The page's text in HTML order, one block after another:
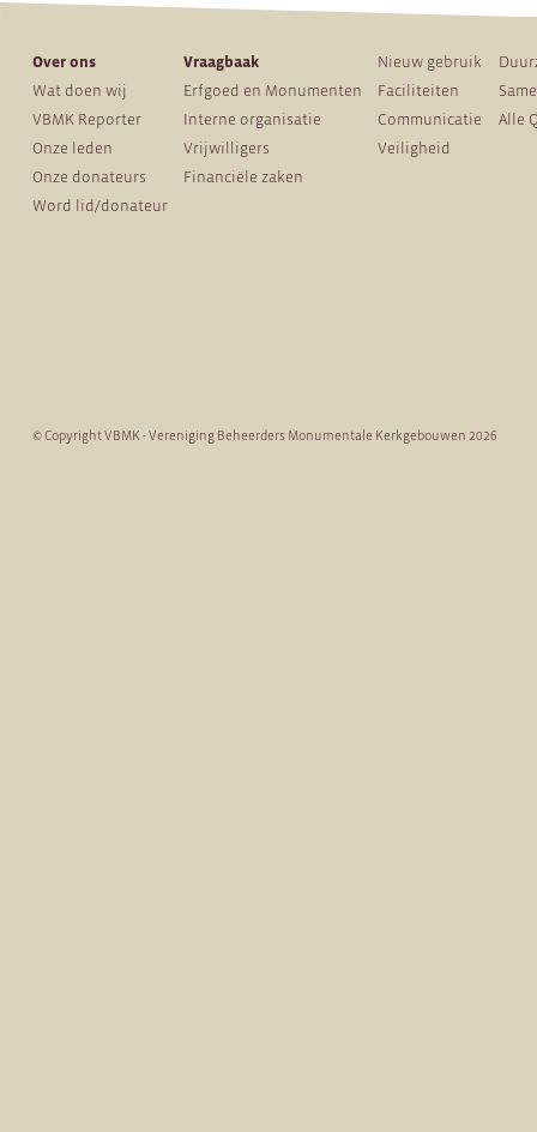
Over ons
Wat doen wij
VBMK Reporter
Onze leden
Onze donateurs
Word lid/donateur
Vraagbaak
Erfgoed en Monumenten
Interne organisatie
Vrijwilligers
Financiële zaken
Nieuw gebruik
Faciliteiten
Communicatie
Veiligheid
Alle
© Copyright VBMK - Vereniging Beheerders Monumentale Kerkgebouwen 2026